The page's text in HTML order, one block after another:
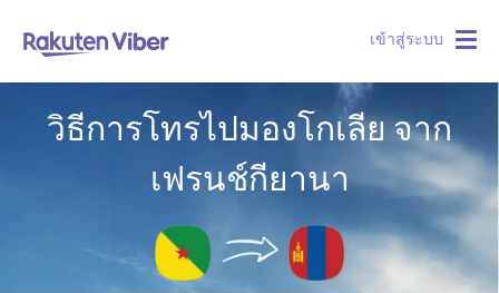
เข้าสู่ระบบ
วิธีการโทรไปมองโกเลีย จาก
เฟรนช์กียานา